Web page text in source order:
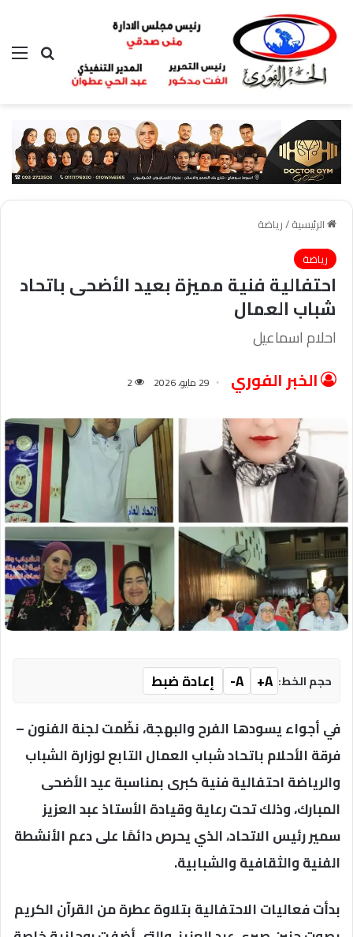
بحث عن
الرئيسية/رياضة
رياضة
احتفالية فنية مميزة بعيد الأضحى باتحاد
شباب العمال
احلام اسماعيل
الخبر الفوري 29 مايو، 2026 2
حجم الخط: A+
A-
إعادة ضبط
في أجواء يسودها الفرح والبهجة، نظّمت لجنة الفنون –
فرقة الأحلام باتحاد شباب العمال التابع لوزارة الشباب
والرياضة احتفالية فنية كبرى بمناسبة عيد الأضحى
المبارك، وذلك تحت رعاية وقيادة الأستاذ عبد العزيز
سمير رئيس الاتحاد، الذي يحرص دائمًا على دعم الأنشطة
الفنية والثقافية والشبابية.
بدأت فعاليات الاحتفالية بتلاوة عطرة من القرآن الكريم